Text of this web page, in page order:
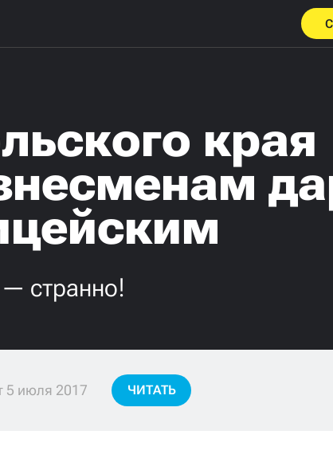
края
— странно!
5 июля 2017 ЧИТАТЬ